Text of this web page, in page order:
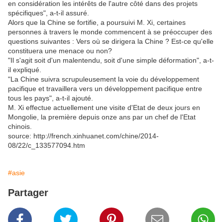
en considération les intérêts de l'autre côté dans des projets
spécifiques", a-t-il assuré.
Alors que la Chine se fortifie, a poursuivi M. Xi, certaines
personnes à travers le monde commencent à se préoccuper des
questions suivantes : Vers où se dirigera la Chine ? Est-ce qu'elle
constituera une menace ou non?
"Il s'agit soit d'un malentendu, soit d'une simple déformation", a-t-
il expliqué.
"La Chine suivra scrupuleusement la voie du développement
pacifique et travaillera vers un développement pacifique entre
tous les pays", a-t-il ajouté.
M. Xi effectue actuellement une visite d'Etat de deux jours en
Mongolie, la première depuis onze ans par un chef de l'Etat
chinois.
source: http://french.xinhuanet.com/chine/2014-
08/22/c_133577094.htm
#asie
Partager